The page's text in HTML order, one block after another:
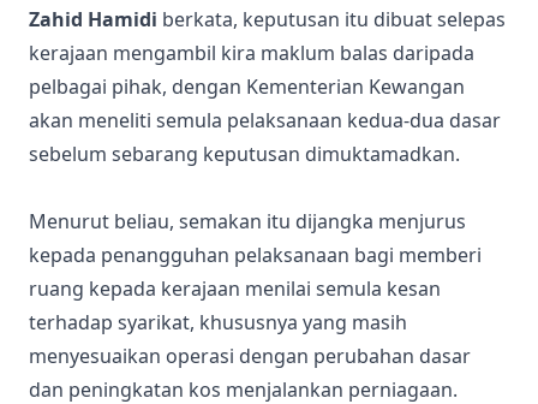
Zahid Hamidi berkata, keputusan itu dibuat selepas
kerajaan mengambil kira maklum balas daripada
pelbagai pihak, dengan Kementerian Kewangan
akan meneliti semula pelaksanaan kedua-dua dasar
sebelum sebarang keputusan dimuktamadkan.
Menurut beliau, semakan itu dijangka menjurus
kepada penangguhan pelaksanaan bagi memberi
ruang kepada kerajaan menilai semula kesan
terhadap syarikat, khususnya yang masih
menyesuaikan operasi dengan perubahan dasar
dan peningkatan kos menjalankan perniagaan.